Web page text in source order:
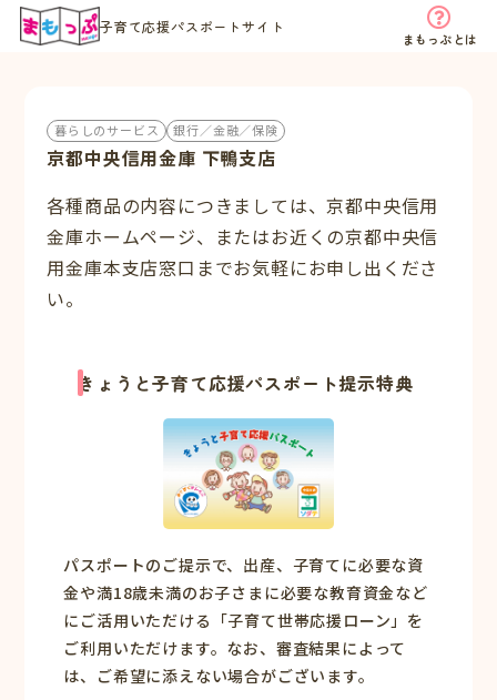
子育て応援パスポートサイト
まもっぷとは
暮らしのサービス 銀行／金融／保険
京都中央信用金庫 下鴨支店
各種商品の内容につきましては、京都中央信用
金庫ホームページ、またはお近くの京都中央信
用金庫本支店窓口までお気軽にお申し出くださ
い。
きょうと子育て応援パスポート提示特典
パスポートのご提示で、出産、子育てに必要な資
金や満18歳未満のお子さまに必要な教育資金など
にご活用いただける「子育て世帯応援ローン」を
ご利用いただけます。なお、審査結果によって
は、ご希望に添えない場合がございます。